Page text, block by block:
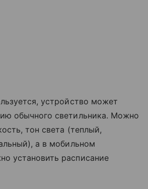
устройство может
обычного светильника. Можно
тон света (теплый,
а в мобильном
установить расписание